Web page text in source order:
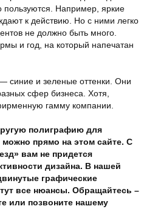
пользуются. Например, яркие
к действию. Но с ними легко
не должно быть много.
и год, на который напечатан
синие и зеленые оттенки. Они
сфер бизнеса. Хотя,
гамму компании.
полиграфию для
прямо на этом сайте. С
вам не придется
дизайна. В нашей
графические
все нюансы. Обращайтесь –
или позвоните нашему